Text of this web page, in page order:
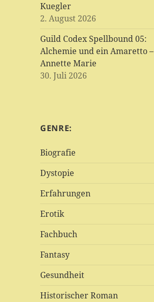
Kuegler
2. August 2026
Guild Codex Spellbound 05:
Alchemie und ein Amaretto –
Annette Marie
30. Juli 2026
GENRE:
Biografie
Dystopie
Erfahrungen
Erotik
Fachbuch
Fantasy
Gesundheit
Historischer Roman